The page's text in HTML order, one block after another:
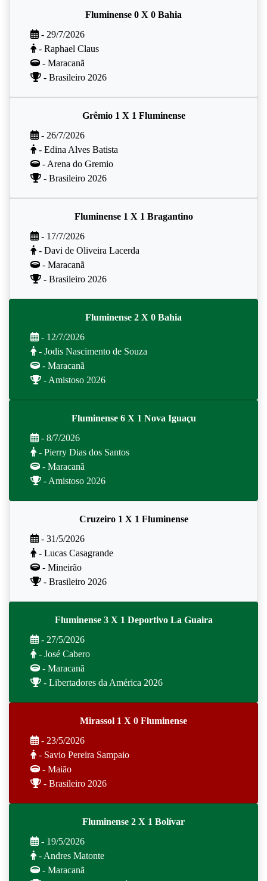
Fluminense 0 X 0 Bahia
- 29/7/2026
- Raphael Claus
- Maracanã
- Brasileiro 2026
Grêmio 1 X 1 Fluminense
- 26/7/2026
- Edina Alves Batista
- Arena do Gremio
- Brasileiro 2026
Fluminense 1 X 1 Bragantino
- 17/7/2026
- Davi de Oliveira Lacerda
- Maracanã
- Brasileiro 2026
Fluminense 2 X 0 Bahia
- 12/7/2026
- Jodis Nascimento de Souza
- Maracanã
- Amistoso 2026
Fluminense 6 X 1 Nova Iguaçu
- 8/7/2026
- Pierry Dias dos Santos
- Maracanã
- Amistoso 2026
Cruzeiro 1 X 1 Fluminense
- 31/5/2026
- Lucas Casagrande
- Mineirão
- Brasileiro 2026
Fluminense 3 X 1 Deportivo La Guaira
- 27/5/2026
- José Cabero
- Maracanã
- Libertadores da América 2026
Mirassol 1 X 0 Fluminense
- 23/5/2026
- Savio Pereira Sampaio
- Maião
- Brasileiro 2026
Fluminense 2 X 1 Bolívar
- 19/5/2026
- Andres Matonte
- Maracanã